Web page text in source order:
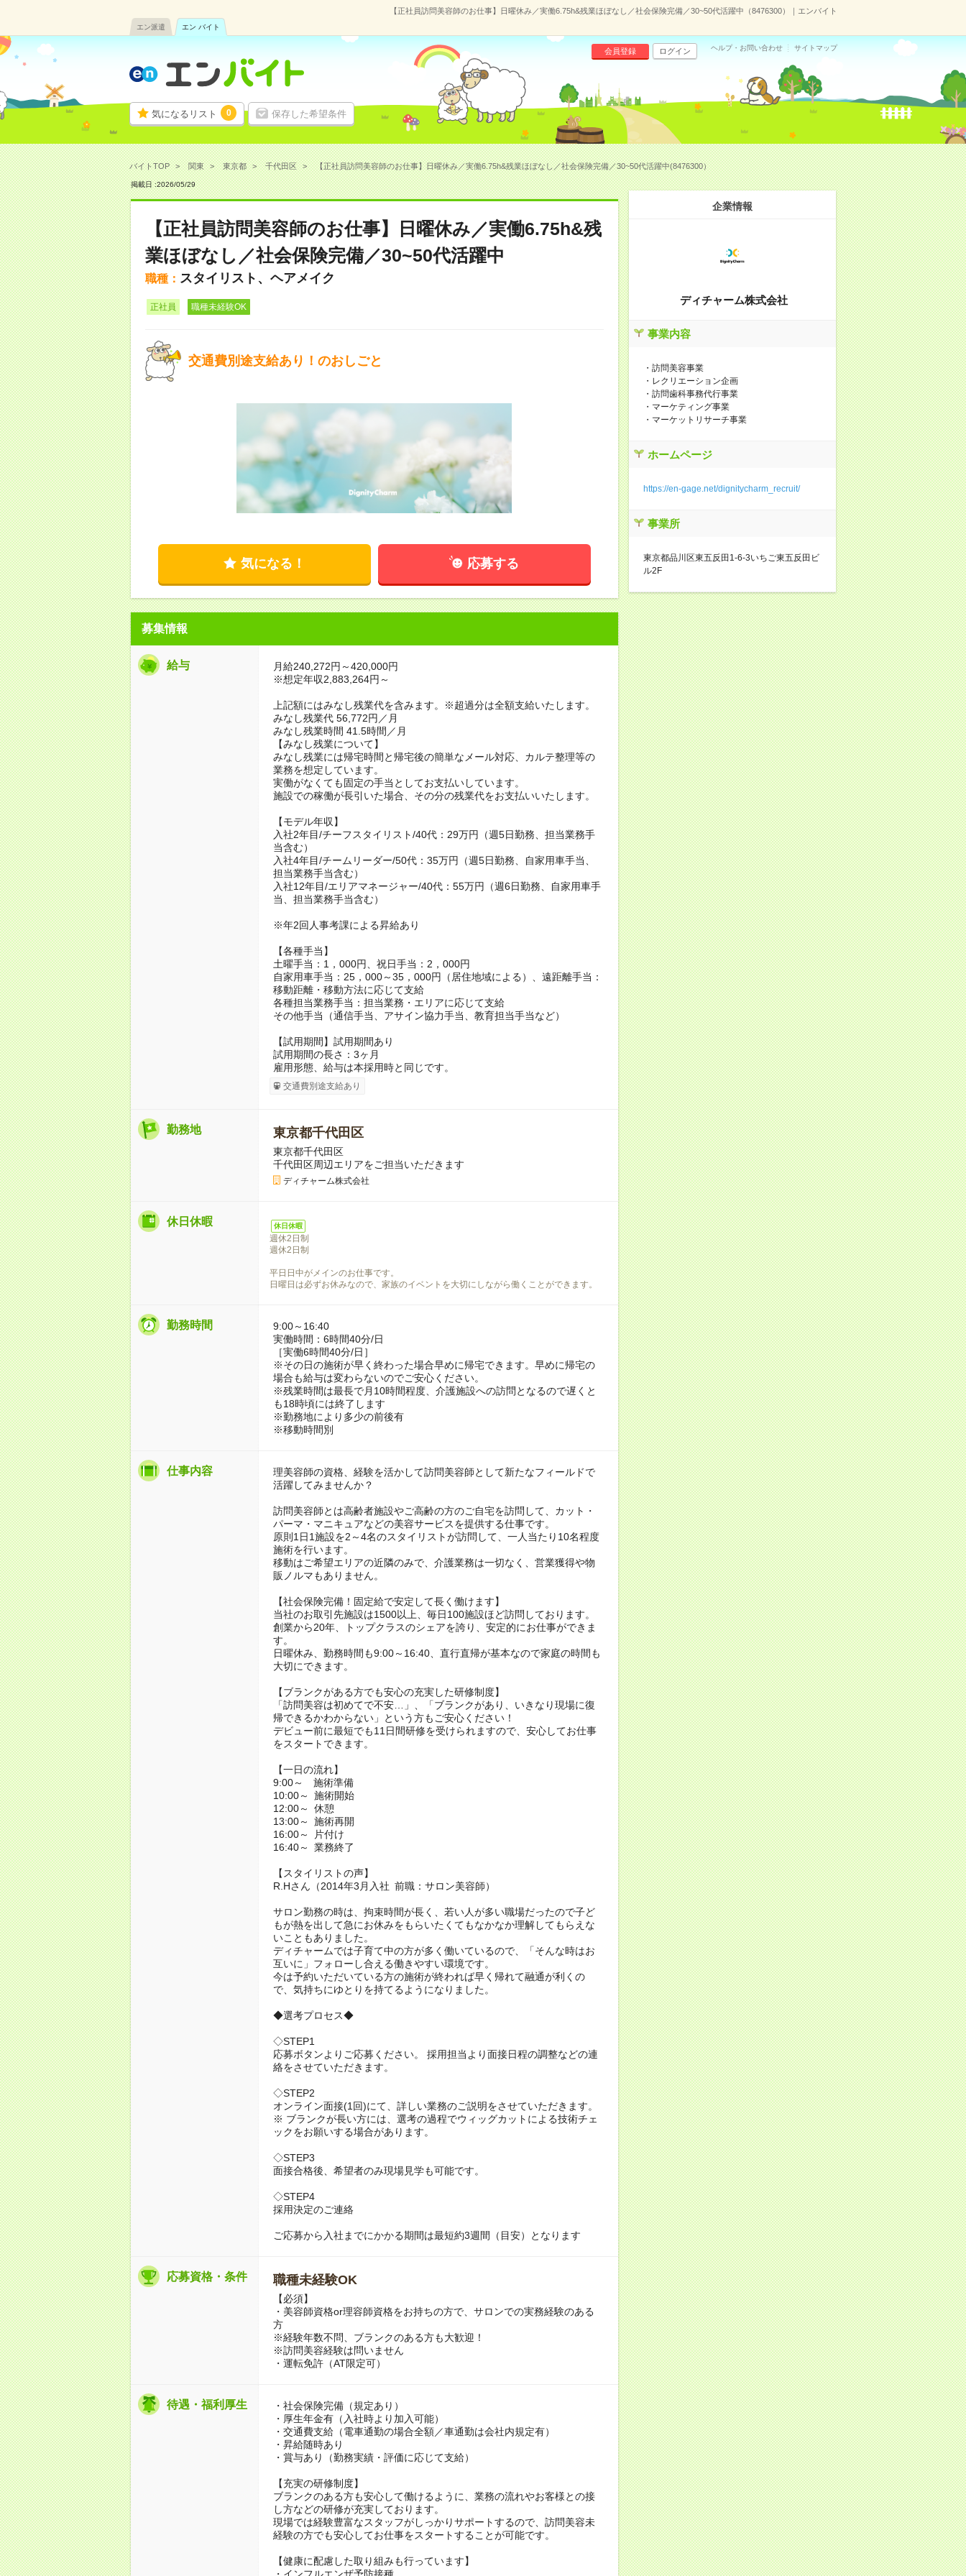
【正社員訪問美容師のお仕事】日曜休み／実働6.75h&残業ほぼなし／社会保険完備／30~50代活躍中（8476300）｜エンバイト
エン派遣 エン バイト
気になるリスト 0 保存した希望条件
会員登録 ログイン ヘルプ・お問い合わせ サイトマップ
バイトTOP 関東 東京都 千代田区 【正社員訪問美容師のお仕事】日曜休み／実働6.75h&残業ほぼなし／社会保険完備／30~50代活躍中(8476300）
掲載日 :2026/05/29
【正社員訪問美容師のお仕事】日曜休み／実働6.75h&残
業ほぼなし／社会保険完備／30~50代活躍中
職種： スタイリスト、ヘアメイク
正社員 職種未経験OK
交通費別途支給あり！のおしごと
気になる！ 応募する
募集情報
給与
月給240,272円～420,000円
※想定年収2,883,264円～
上記額にはみなし残業代を含みます。※超過分は全額支給いたします。
みなし残業代 56,772円／月
みなし残業時間 41.5時間／月
【みなし残業について】
みなし残業には帰宅時間と帰宅後の簡単なメール対応、カルテ整理等の
業務を想定しています。
実働がなくても固定の手当としてお支払いしています。
施設での稼働が長引いた場合、その分の残業代をお支払いいたします。
【モデル年収】
入社2年目/チーフスタイリスト/40代：29万円（週5日勤務、担当業務手
当含む）
入社4年目/チームリーダー/50代：35万円（週5日勤務、自家用車手当、
担当業務手当含む）
入社12年目/エリアマネージャー/40代：55万円（週6日勤務、自家用車手
当、担当業務手当含む）
※年2回人事考課による昇給あり
【各種手当】
土曜手当：1，000円、祝日手当：2，000円
自家用車手当：25，000～35，000円（居住地域による）、遠距離手当：
移動距離・移動方法に応じて支給
各種担当業務手当：担当業務・エリアに応じて支給
その他手当（通信手当、アサイン協力手当、教育担当手当など）
【試用期間】試用期間あり
試用期間の長さ：3ヶ月
雇用形態、給与は本採用時と同じです。
交通費別途支給あり
勤務地 東京都千代田区
東京都千代田区
千代田区周辺エリアをご担当いただきます
ディチャーム株式会社
休日休暇 休日休暇
週休2日制
週休2日制
平日日中がメインのお仕事です。
日曜日は必ずお休みなので、家族のイベントを大切にしながら働くことができます。
勤務時間
9:00～16:40
実働時間：6時間40分/日
［実働6時間40分/日］
※その日の施術が早く終わった場合早めに帰宅できます。早めに帰宅の
場合も給与は変わらないのでご安心ください。
※残業時間は最長で月10時間程度、介護施設への訪問となるので遅くと
も18時頃には終了します
※勤務地により多少の前後有
※移動時間別
仕事内容
理美容師の資格、経験を活かして訪問美容師として新たなフィールドで
活躍してみませんか？
訪問美容師とは高齢者施設やご高齢の方のご自宅を訪問して、カット・
パーマ・マニキュアなどの美容サービスを提供する仕事です。
原則1日1施設を2～4名のスタイリストが訪問して、一人当たり10名程度
施術を行います。
移動はご希望エリアの近隣のみで、介護業務は一切なく、営業獲得や物
販ノルマもありません。
【社会保険完備！固定給で安定して長く働けます】
当社のお取引先施設は1500以上、毎日100施設ほど訪問しております。
創業から20年、トップクラスのシェアを誇り、安定的にお仕事ができま
す。
日曜休み、勤務時間も9:00～16:40、直行直帰が基本なので家庭の時間も
大切にできます。
【ブランクがある方でも安心の充実した研修制度】
「訪問美容は初めてで不安…」、「ブランクがあり、いきなり現場に復
帰できるかわからない」という方もご安心ください！
デビュー前に最短でも11日間研修を受けられますので、安心してお仕事
をスタートできます。
【一日の流れ】
9:00～ 施術準備
10:00～ 施術開始
12:00～ 休憩
13:00～ 施術再開
16:00～ 片付け
16:40～ 業務終了
【スタイリストの声】
R.Hさん（2014年3月入社 前職：サロン美容師）
サロン勤務の時は、拘束時間が長く、若い人が多い職場だったので子ど
もが熱を出して急にお休みをもらいたくてもなかなか理解してもらえな
いこともありました。
ディチャームでは子育て中の方が多く働いているので、「そんな時はお
互いに」フォローし合える働きやすい環境です。
今は予約いただいている方の施術が終われば早く帰れて融通が利くの
で、気持ちにゆとりを持てるようになりました。
◆選考プロセス◆
◇STEP1
応募ボタンよりご応募ください。 採用担当より面接日程の調整などの連
絡をさせていただきます。
◇STEP2
オンライン面接(1回)にて、詳しい業務のご説明をさせていただきます。
※ ブランクが長い方には、選考の過程でウィッグカットによる技術チェ
ックをお願いする場合があります。
◇STEP3
面接合格後、希望者のみ現場見学も可能です。
◇STEP4
採用決定のご連絡
ご応募から入社までにかかる期間は最短約3週間（目安）となります
応募資格・条件 職種未経験OK
【必須】
・美容師資格or理容師資格をお持ちの方で、サロンでの実務経験のある
方
※経験年数不問、ブランクのある方も大歓迎！
※訪問美容経験は問いません
・運転免許（AT限定可）
待遇・福利厚生
・社会保険完備（規定あり）
・厚生年金有（入社時より加入可能）
・交通費支給（電車通勤の場合全額／車通勤は会社内規定有）
・昇給随時あり
・賞与あり（勤務実績・評価に応じて支給）
【充実の研修制度】
ブランクのある方も安心して働けるように、業務の流れやお客様との接
し方などの研修が充実しております。
現場では経験豊富なスタッフがしっかりサポートするので、訪問美容未
経験の方でも安心してお仕事をスタートすることが可能です。
【健康に配慮した取り組みも行っています】
・インフルエンザ予防接種
企業情報
ディチャーム株式会社
事業内容
・訪問美容事業
・レクリエーション企画
・訪問歯科事務代行事業
・マーケティング事業
・マーケットリサーチ事業
ホームページ
https://en-gage.net/dignitycharm_recruit/
事業所
東京都品川区東五反田1-6-3いちご東五反田ビ
ル2F